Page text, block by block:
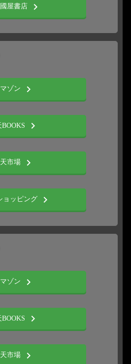
屋書店 chevron_right
ゾン chevron_right
chevron_right
市場 chevron_right
ョッピング chevron_right
ゾン chevron_right
chevron_right
市場 chevron_right